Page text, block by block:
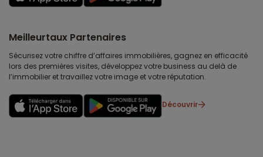
Meilleurtaux Partenaires
Sécurisez votre chiffre d’affaires immobilières, gagnez en efficacité
lors des premières visites, développez votre business au delà de
l’immobilier et travaillez votre image et votre réputation.
Découvrir